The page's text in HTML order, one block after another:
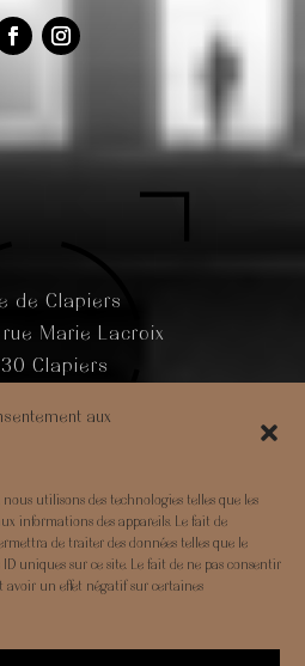
aux
nous utilisons des technologies telles que les
informations des appareils. Le fait de
de traiter des données telles que le
uniques sur ce site. Le fait de ne pas consentir
un effet négatif sur certaines
de Clapiers
Marie Lacroix
Clapiers
– ©APC 2022 –AVA CSI